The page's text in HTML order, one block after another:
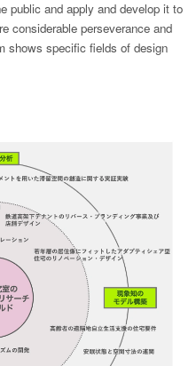
public and apply and develop it to
considerable perseverance and
shows specific fields of design